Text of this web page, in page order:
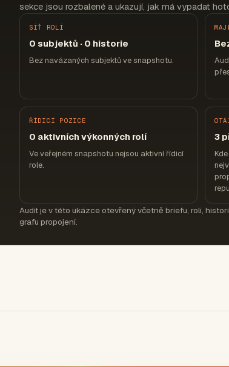
sekce jsou rozbalené a ukazují, jak má vypadat
SÍŤ ROLÍ
0 subjektů · 0 historie
Bez navázaných subjektů ve snapshotu.
ŘÍDICÍ POZICE
0 aktivních výkonných rolí
Ve veřejném snapshotu nejsou aktivní řídicí
role.
3
Audit je v této ukázce otevřený včetně briefu, rolí,
grafu propojení.